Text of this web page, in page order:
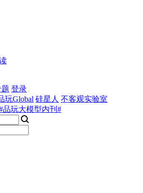
登录
玩Global 硅星人 不客观实验室
品玩大模型内刊#